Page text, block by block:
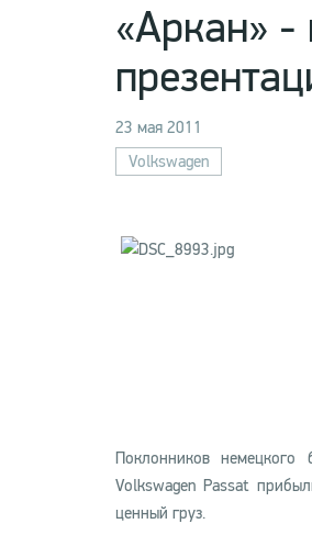
«Аркан» -
23 мая 2011
Volkswagen
Поклонников немецкого
Volkswagen Passat
ценный груз.